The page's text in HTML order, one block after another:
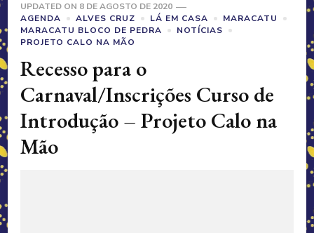
UPDATED ON 8 DE AGOSTO DE 2020
AGENDA
ALVES CRUZ LÁ EM CASA
MARACATU
MARACATU BLOCO DE PEDRA
NOTÍCIAS
PROJETO CALO NA MÃO
Recesso para o
Carnaval/Inscrições Curso de
Introdução – Projeto Calo na
Mão